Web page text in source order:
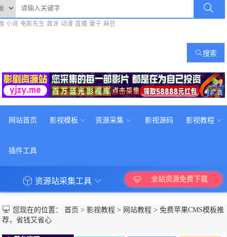
小说 电影先生 首涂 动漫 直播 量子 麻豆
搜索
广告
网站首页 影视模板 资源采集 影视源码 影视教程
插件工具
资源站采集工具 全站资源免费下载
您现在的位置：首页 > 影视教程 > 网站教程 >免费苹果CMS模板推
荐，省钱又省心